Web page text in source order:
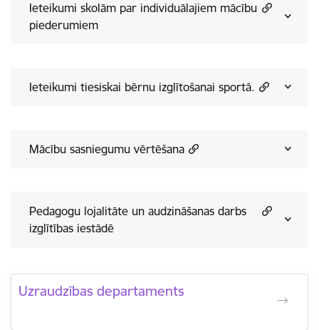
Ieteikumi skolām par individuālajiem mācību
piederumiem
Ieteikumi tiesiskai bērnu izglītošanai sportā.
Mācību sasniegumu vērtēšana
Pedagogu lojalitāte un audzināšanas darbs
izglītības iestādē
Uzraudzības departaments